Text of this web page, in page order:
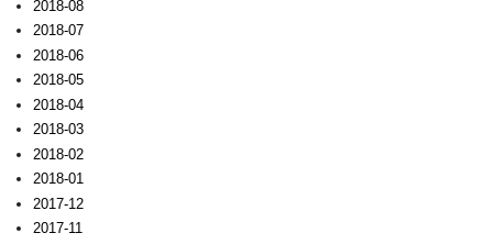
2018-08
2018-07
2018-06
2018-05
2018-04
2018-03
2018-02
2018-01
2017-12
2017-11